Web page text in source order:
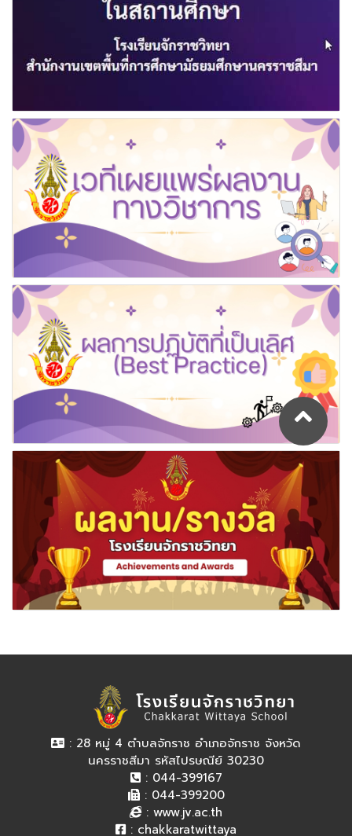
: 28 หมู่ 4 ตำบลจักราช อำเภอจักราช จังหวัด
นครราชสีมา รหัสไปรษณีย์ 30230
: 044-399167
: 044-399200
: www.jv.ac.th
: chakkaratwittaya